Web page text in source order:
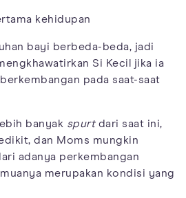
kehidupan
bayi berbeda-beda, jadi
Si Kecil jika ia
pada saat-saat
banyak spurtdari saat ini,
dan Moms mungkin
adanya perkembangan
merupakan kondisi yang